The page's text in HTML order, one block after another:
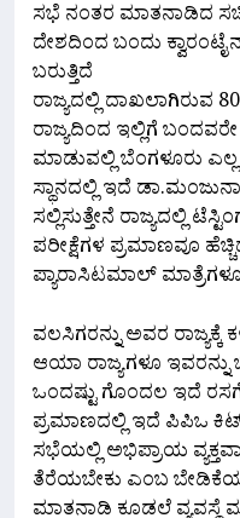
ಸಭೆ ನಂತರ ಮಾತನಾಡಿದ
ದೇಶದಿಂದ ಬಂದು
ಬರುತ್ತಿದೆ
ರಾಜ್ಯದಲ್ಲಿ ದಾಖಲಾಗಿರುವ
ರಾಜ್ಯದಿಂದ ಇಲ್ಲಿಗೆ
ಮಾಡುವಲ್ಲಿ ಬೆಂಗಳೂರು
ಸ್ಥಾನದಲ್ಲಿ ಇದೆ
ಸಲ್ಲಿಸುತ್ತೇನೆ ರಾಜ್ಯದಲ್ಲಿ
ಪರೀಕ್ಷೆಗಳ ಪ್ರಮಾಣವೂ
ಪ್ಯಾರಾಸಿಟಮಾಲ್
ವಲಸಿಗರನ್ನು ಅವರ ರಾಜ್ಯಕ್ಕೆ
ಆಯಾ ರಾಜ್ಯಗಳೂ ಇವರನ್ನು
ಒಂದಷ್ಟು ಗೊಂದಲ ಇದೆ
ಪ್ರಮಾಣದಲ್ಲಿ ಇದೆ ಪಿಪಿಒ
ಸಭೆಯಲ್ಲಿ ಅಭಿಪ್ರಾಯ
ತೆರೆಯಬೇಕು ಎಂಬ